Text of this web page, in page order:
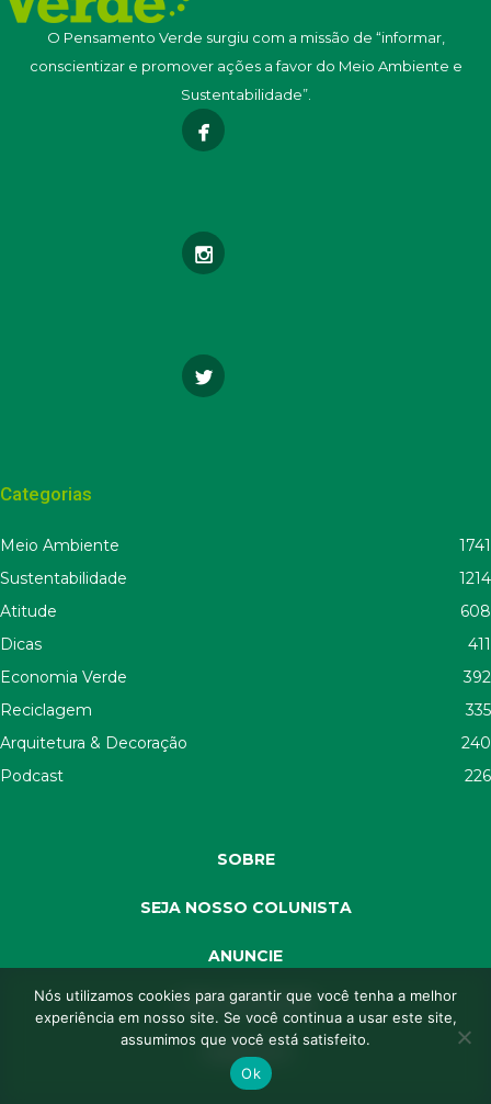
O Pensamento Verde surgiu com a missão de “informar,
conscientizar e promover ações a favor do Meio Ambiente e
Sustentabilidade”.
Categorias
Meio Ambiente
1741
Sustentabilidade
1214
Atitude
608
Dicas
411
Economia Verde
392
Reciclagem
335
Arquitetura & Decoração
240
Podcast
226
SOBRE
SEJA NOSSO COLUNISTA
ANUNCIE
SEJA APOIADOR
CONTATO
Nós utilizamos cookies para garantir que você tenha a melhor
experiência em nosso site. Se você continua a usar este site,
assumimos que você está satisfeito.
Ok